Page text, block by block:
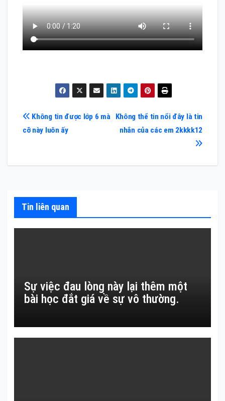
Điều
hướng
bài
Không thể tin nổi đây là tin
nhắn của các em 2kkkk12
Không tin được lớp 6 mà
cỡ này luôn ấy
Tin liên quan
Sự việc đau lòng này lại thêm một
bài học đắt giá về sự vô thường.